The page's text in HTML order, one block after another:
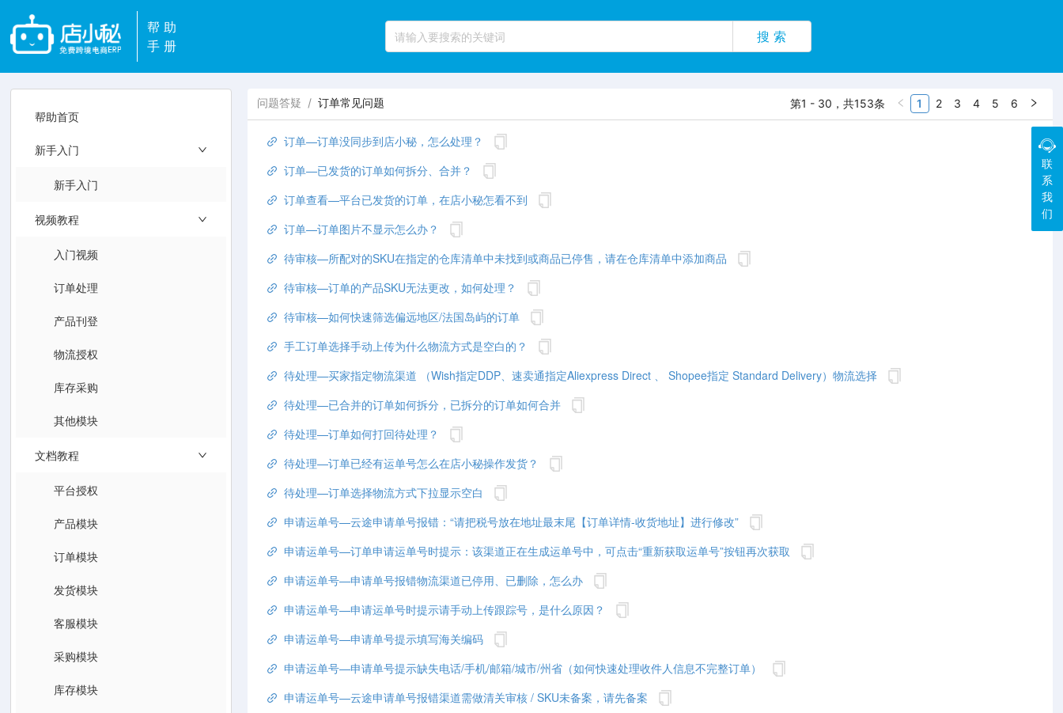
帮助
手册
搜 索
帮助首页
新手入门
新手入门
视频教程
入门视频
订单处理
产品刊登
物流授权
库存采购
其他模块
文档教程
平台授权
产品模块
订单模块
发货模块
客服模块
采购模块
库存模块
问题答疑 / 订单常见问题 第1 - 30，共153条 1 2 3 4 5 6
订单—订单没同步到店小秘，怎么处理？
订单—已发货的订单如何拆分、合并？
订单查看—平台已发货的订单，在店小秘怎看不到
订单—订单图片不显示怎么办？
待审核—所配对的SKU在指定的仓库清单中未找到或商品已停售，请在仓库清单中添加商品
待审核—订单的产品SKU无法更改，如何处理？
待审核—如何快速筛选偏远地区/法国岛屿的订单
手工订单选择手动上传为什么物流方式是空白的？
待处理—买家指定物流渠道 （Wish指定DDP、速卖通指定Aliexpress Direct 、 Shopee指定 Standard Delivery）物流选择
待处理—已合并的订单如何拆分，已拆分的订单如何合并
待处理—订单如何打回待处理？
待处理—订单已经有运单号怎么在店小秘操作发货？
待处理—订单选择物流方式下拉显示空白
申请运单号—云途申请单号报错：“请把税号放在地址最末尾【订单详情-收货地址】进行修改”
申请运单号—订单申请运单号时提示：该渠道正在生成运单号中，可点击“重新获取运单号”按钮再次获取
申请运单号—申请单号报错物流渠道已停用、已删除，怎么办
申请运单号—申请运单号时提示请手动上传跟踪号，是什么原因？
申请运单号—申请单号提示填写海关编码
申请运单号—申请单号提示缺失电话/手机/邮箱/城市/州省（如何快速处理收件人信息不完整订单）
申请运单号—云途申请单号报错渠道需做清关审核 / SKU未备案，请先备案
联
系
我
们